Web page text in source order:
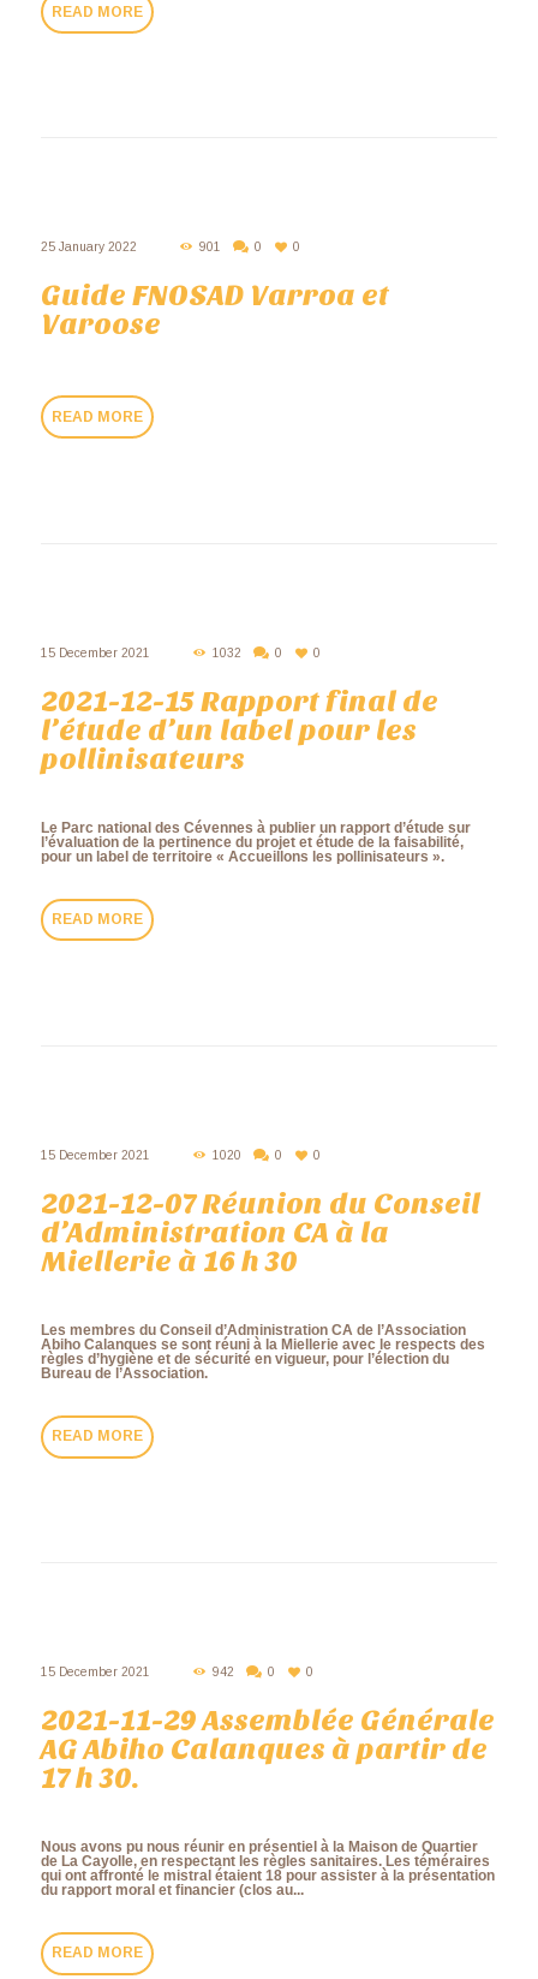
READ MORE
25 January 2022 901 0 0
Guide FNOSAD Varroa et
Varoose
READ MORE
15 December 2021 1032 0 0
2021-12-15 Rapport final de
l’étude d’un label pour les
pollinisateurs
Le Parc national des Cévennes à publier un rapport d’étude sur
l’évaluation de la pertinence du projet et étude de la faisabilité,
pour un label de territoire « Accueillons les pollinisateurs ».
READ MORE
15 December 2021 1020 0 0
2021-12-07 Réunion du Conseil
d’Administration CA à la
Miellerie à 16 h 30
Les membres du Conseil d’Administration CA de l’Association
Abiho Calanques se sont réuni à la Miellerie avec le respects des
règles d’hygiène et de sécurité en vigueur, pour l’élection du
Bureau de l’Association.
READ MORE
15 December 2021 942 0 0
2021-11-29 Assemblée Générale
AG Abiho Calanques à partir de
17 h 30.
Nous avons pu nous réunir en présentiel à la Maison de Quartier
de La Cayolle, en respectant les règles sanitaires. Les téméraires
qui ont affronté le mistral étaient 18 pour assister à la présentation
du rapport moral et financier (clos au...
READ MORE